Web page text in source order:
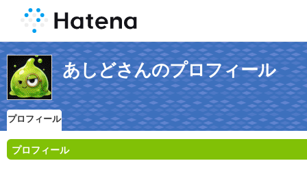
あしどさんのプロフィール
プロフィール
プロフィール